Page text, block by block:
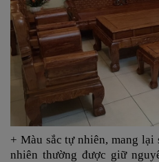
+ Màu sắc tự nhiên, mang lại
nhiên thường được giữ